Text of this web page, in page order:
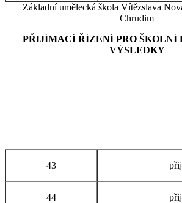
Základní umělecká škola Vítězslava
Chrudim
PŘIJÍMACÍ ŘÍZENÍ PRO ŠKOLNÍ
VÝSLEDKY
43
44